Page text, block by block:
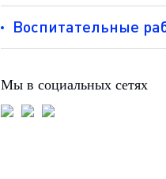
Воспитательные
Мы в социальных сетях